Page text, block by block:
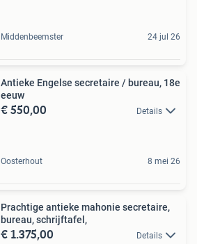
Middenbeemster 24 jul 26
Antieke Engelse secretaire / bureau, 18e
eeuw
€ 550,00 Details
Oosterhout 8 mei 26
Prachtige antieke mahonie secretaire,
bureau, schrijftafel,
€ 1.375,00 Details